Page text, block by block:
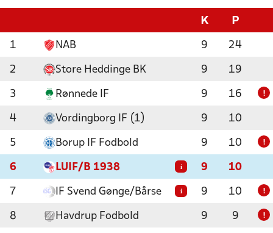
K P
1 NAB 9 24
2 Store Heddinge BK 9 19
3 Rønnede IF 9 16 !
4 Vordingborg IF (1) 9 10
5 Borup IF Fodbold 9 10 !
6 LUIF/B 1938 i 9 10
7 IF Svend Gønge/Bårse i 9 10 !
8 Havdrup Fodbold 9 9 !